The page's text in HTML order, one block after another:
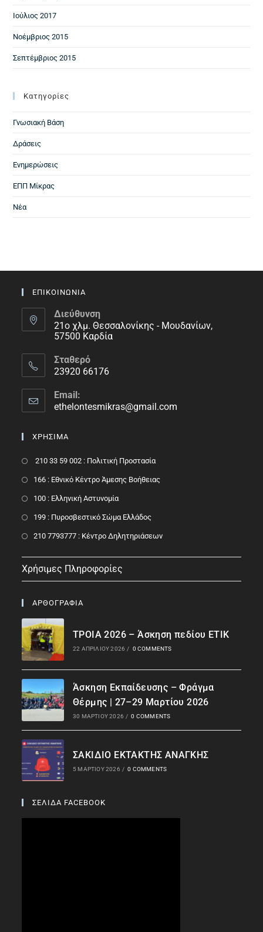
Ιούλιος 2017
Νοέμβριος 2015
Σεπτέμβριος 2015
Kατηγορίες
Γνωσιακή Βάση
Δράσεις
Ενημερώσεις
ΕΠΠ Μίκρας
Νέα
ΕΠΙΚΟΙΝΩΝΙΑ
Διεύθυνση
21ο χλμ. Θεσσαλονίκης - Μουδανίων,
57500 Καρδία
Σταθερό
23920 66176
Email:
ethelontesmikras@gmail.com
ΧΡΗΣΙΜΑ
210 33 59 002 : Πολιτική Προστασία
166 : Εθνικό Κέντρο Άμεσης Βοήθειας
100 : Ελληνική Αστυνομία
199 : Πυροσβεστικό Σώμα Ελλάδος
210 7793777 : Kέντρο Δηλητηριάσεων
Χρήσιμες Πληροφορίες
ΑΡΘΟΓΡΑΦΙΑ
ΤΡΟΙΑ 2026 – Άσκηση πεδίου ΕΤΙΚ
22 ΑΠΡΙΛΊΟΥ 2026 / 0 COMMENTS
Άσκηση Εκπαίδευσης – Φράγμα
Θέρμης | 27–29 Μαρτίου 2026
30 ΜΑΡΤΊΟΥ 2026 / 0 COMMENTS
ΣΑΚΙΔΙΟ ΕΚΤΑΚΤΗΣ ΑΝΑΓΚΗΣ
5 ΜΑΡΤΊΟΥ 2026 / 0 COMMENTS
ΣΕΛΙΔΑ FACEBOOK